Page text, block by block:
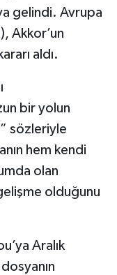
gelindi. Avrupa
Akkor’un
aldı.
bir yolun
sözleriyle
hem kendi
olan
olduğunu
Aralık